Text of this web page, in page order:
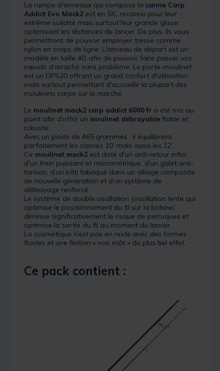
La rampe d'anneaux qui compose la canne Carp
Addict Evo Mack2 est en SIC reconnu pour leur
extrême solidité mais surtout leur grande glisse
optimisant les distances de lancer. De plus, ils vous
permettront de pouvoir employer tresse comme
nylon en corps de ligne. L'anneau de départ est un
modèle en taille 40, afin de pouvoir faire passer vos
nœuds d'arraché sans problème. Le porte-moulinet
est un DPS20 offrant un grand confort d'utilisation
mais surtout permettant d'accueillir la plupart des
moulinets carpe sur le marché.
Le moulinet mack2 carp addict 6000 fr a été mis au
point afin d’offrir un moulinet débrayable fiable et
robuste.
Avec un poids de 465 grammes , il équilibrera
parfaitement les cannes 10’ mais aussi les 12’.
Ce moulinet mack2 est doté d'un anti-retour infini,
d'un frein puissant et micrométrique, d'un galet anti-
torsion, d’un bâti fabriqué dans un alliage composite
de nouvelle génération et d’un système de
débrayage renforcé.
Le système de double oscillation (oscillation lente qui
optimise le positionnement du fil sur la bobine)
diminue significativement le risque de perruques et
optimise la sortie du fil au moment du lancer.
La cosmétique n’est pas en reste avec des formes
fluides et une finition « noir mât » du plus bel effet.
Ce pack contient :